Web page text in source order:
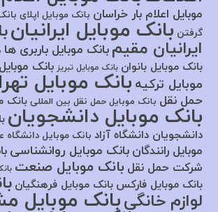
موبایل اعلام بار خراسان بانک موبایل اپلای
گرفتن بانک موبایل ایرانیان
ایرانیان مقیم بانک موبایل باربری ها
بانک موبایل بانوان بانک موبایل تبریز بانک
موبایل ترکیه بانک موبایل
حمل نقل بانک موبایل حمل نقل بین المللی بانک
بانک موبایل دانشجویان
دانشجویان دانشگاه آزاد بانک موبایل دانشگاه
موبایل رانندگان بانک موبایل روانشناسی
شرکت حمل نقل بانک موبایل صنعت
بانک موبایل فارکس بانک موبایل فرهنگیان
لوازم خانگیبانک موبایل